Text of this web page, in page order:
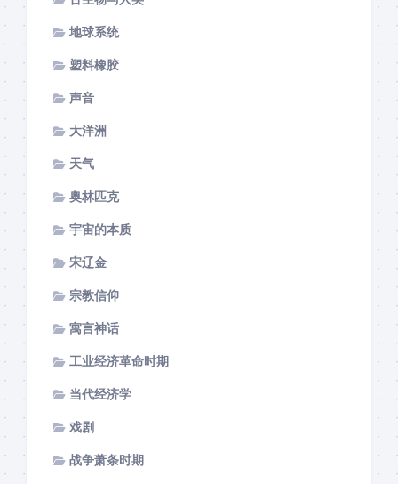
地球系统
塑料橡胶
声音
大洋洲
天气
奥林匹克
宇宙的本质
宋辽金
宗教信仰
寓言神话
工业经济革命时期
当代经济学
戏剧
战争萧条时期